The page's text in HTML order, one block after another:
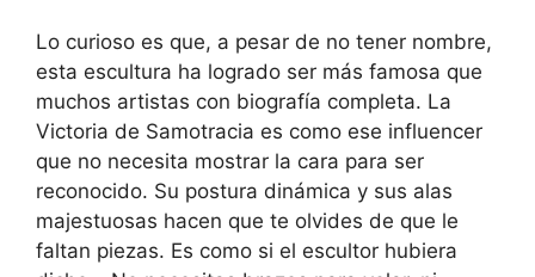
Lo curioso es que, a pesar de no tener nombre,
esta escultura ha logrado ser más famosa que
muchos artistas con biografía completa. La
Victoria de Samotracia es como ese influencer
que no necesita mostrar la cara para ser
reconocido. Su postura dinámica y sus alas
majestuosas hacen que te olvides de que le
faltan piezas. Es como si el escultor hubiera